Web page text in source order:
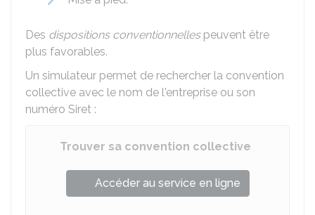
Des dispositions conventionnellespeuvent être
plus favorables.
Un simulateur permet de rechercher la convention
collective avec le nom de l'entreprise ou son
numéro Siret :
Trouver sa convention collective
Accéder au service en ligne